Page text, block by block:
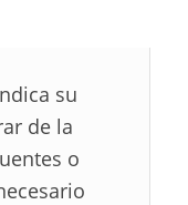
su
de la
o